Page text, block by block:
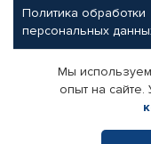
Политика обработки
персональных
Партнерам
Корпоративным
Поставщикам
Мы
опыт на